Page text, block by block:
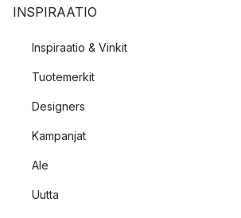
INSPIRAATIO
Inspiraatio & Vinkit
Tuotemerkit
Designers
Kampanjat
Ale
Uutta